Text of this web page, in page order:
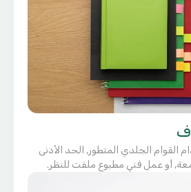
الجلدي المتطور, الحد الأدنى
أو عمل فني مطبوع ملفت للنظر.